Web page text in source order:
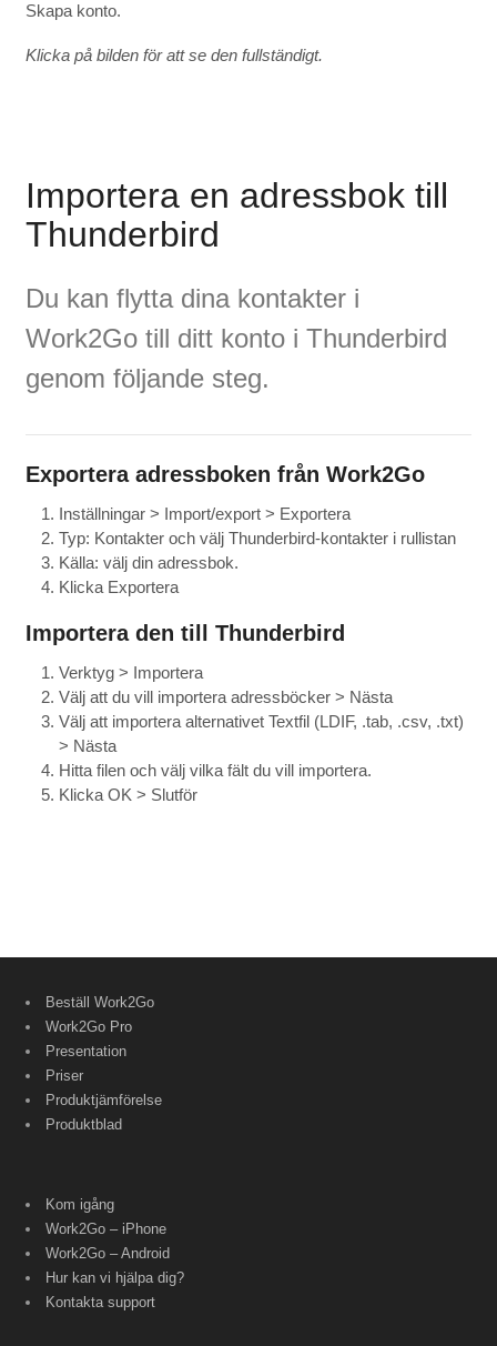
Skapa konto.
Klicka på bilden för att se den fullständigt.
Importera en adressbok till
Thunderbird
Du kan flytta dina kontakter i
Work2Go till ditt konto i Thunderbird
genom följande steg.
Exportera adressboken från Work2Go
Inställningar > Import/export > Exportera
Typ: Kontakter och välj Thunderbird-kontakter i rullistan
Källa: välj din adressbok.
Klicka Exportera
Importera den till Thunderbird
Verktyg > Importera
Välj att du vill importera adressböcker > Nästa
Välj att importera alternativet Textfil (LDIF, .tab, .csv, .txt)
> Nästa
Hitta filen och välj vilka fält du vill importera.
Klicka OK > Slutför
Beställ Work2Go
Work2Go Pro
Presentation
Priser
Produktjämförelse
Produktblad
Kom igång
Work2Go – iPhone
Work2Go – Android
Hur kan vi hjälpa dig?
Kontakta support